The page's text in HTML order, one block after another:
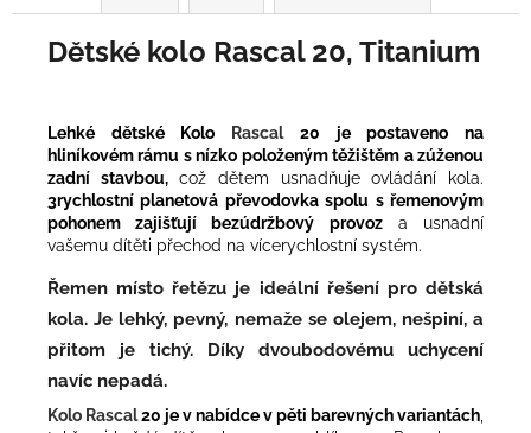
Dětské kolo Rascal 20, Titanium
Lehké dětské Kolo Rascal 20 je postaveno na
hliníkovém rámu s nízko položeným těžištěm a zúženou
zadní stavbou,což dětem usnadňuje ovládání kola.
3rychlostní planetová převodovka spolu s řemenovým
pohonem zajišťují bezúdržbový provoza usnadní
vašemu dítěti přechod na vícerychlostní systém.
Řemen místo řetězu je ideální řešení pro dětská
kola.Je lehký, pevný, nemaže se olejem, nešpiní, a
přitom je tichý. Díky dvoubodovému uchycení
navíc nepadá.
Kolo Rascal20 je v nabídce v pěti barevných variantách